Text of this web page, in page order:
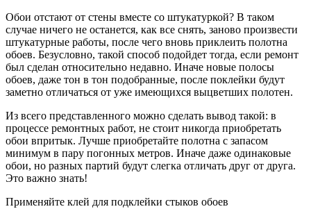
Обои отстают от стены вместе со штукатуркой? В таком
случае ничего не останется, как все снять, заново произвести
штукатурные работы, после чего вновь приклеить полотна
обоев. Безусловно, такой способ подойдет тогда, если ремонт
был сделан относительно недавно. Иначе новые полосы
обоев, даже тон в тон подобранные, после поклейки будут
заметно отличаться от уже имеющихся выцветших полотен.
Из всего представленного можно сделать вывод такой: в
процессе ремонтных работ, не стоит никогда приобретать
обои впритык. Лучше приобретайте полотна с запасом
минимум в пару погонных метров. Иначе даже одинаковые
обои, но разных партий будут слегка отличать друг от друга.
Это важно знать!
Применяйте клей для подклейки стыков обоев